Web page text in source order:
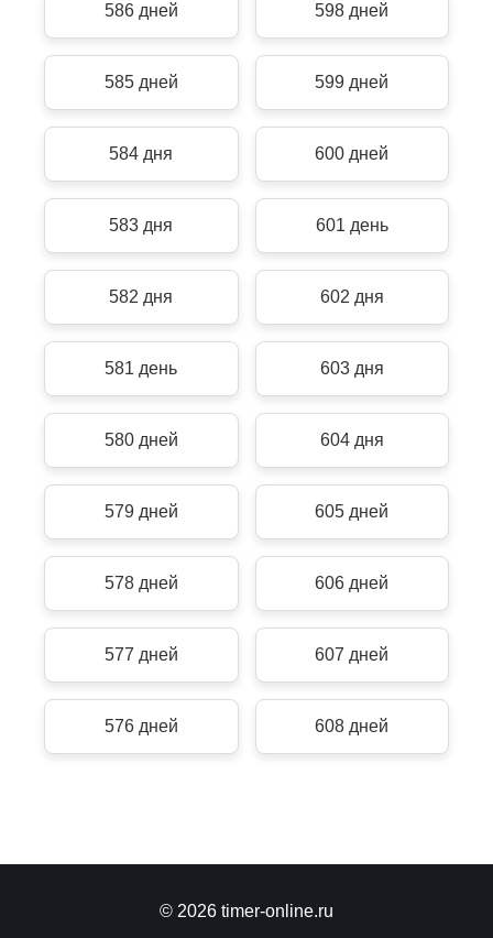
586 дней 598 дней
585 дней 599 дней
584 дня 600 дней
583 дня 601 день
582 дня 602 дня
581 день 603 дня
580 дней 604 дня
579 дней 605 дней
578 дней 606 дней
577 дней 607 дней
576 дней 608 дней
© 2026 timer-online.ru